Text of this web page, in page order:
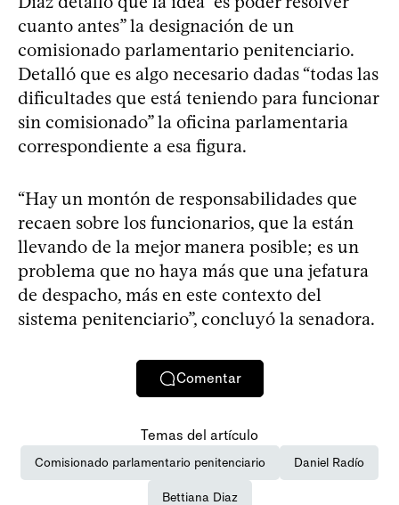
cuanto antes” la designación de un
comisionado parlamentario penitenciario.
Detalló que es algo necesario dadas “todas las
dificultades que está teniendo para funcionar
sin comisionado” la oficina parlamentaria
correspondiente a esa figura.
“Hay un montón de responsabilidades que
recaen sobre los funcionarios, que la están
llevando de la mejor manera posible; es un
problema que no haya más que una jefatura
de despacho, más en este contexto del
sistema penitenciario”, concluyó la senadora.
Comentar
Temas del artículo
Comisionado parlamentario penitenciario Daniel Radío
Bettiana Diaz